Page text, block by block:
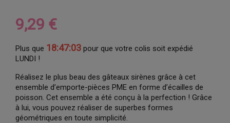
9,29 €
Plus que 18:47:03 pour que votre colis soit expédié
LUNDI !
Réalisez le plus beau des gâteaux sirènes grâce à cet
ensemble d’emporte-pièces PME en forme d’écailles de
poisson. Cet ensemble a été conçu à la perfection ! Grâce
à lui, vous pouvez réaliser de superbes formes
géométriques en toute simplicité.